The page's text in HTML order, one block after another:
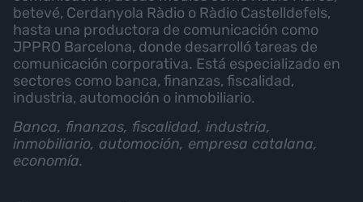
betevé, Cerdanyola Ràdio o Ràdio Castelldefels,
hasta una productora de comunicación como
JPPRO Barcelona, donde desarrolló tareas de
comunicación corporativa. Está especializado en
sectores como banca, finanzas, fiscalidad,
industria, automoción o inmobiliario.
Banca, finanzas, fiscalidad, industria,
inmobiliario, automoción, empresa catalana,
economía.